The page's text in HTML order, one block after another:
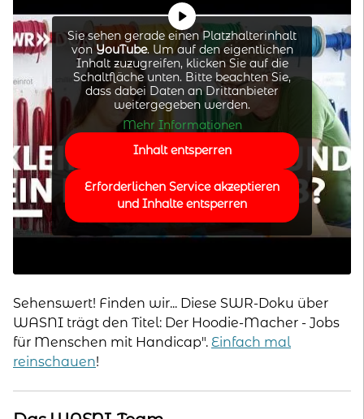
Sie sehen gerade einen Platzhalterinhalt
vonYouTube. Um auf den eigentlichen
Inhalt zuzugreifen, klicken Sie auf die
Schaltfläche unten. Bitte beachten Sie,
dass dabei Daten an Drittanbieter
weitergegeben werden.
Mehr Informationen
Inhalt entsperren
Erforderlichen Service akzeptieren
und Inhalte entsperren
Sehenswert! Finden wir... Diese SWR-Doku über
WASNI trägt den Titel: Der Hoodie-Macher - Jobs
für Menschen mit Handicap". Einfach mal
reinschauen!